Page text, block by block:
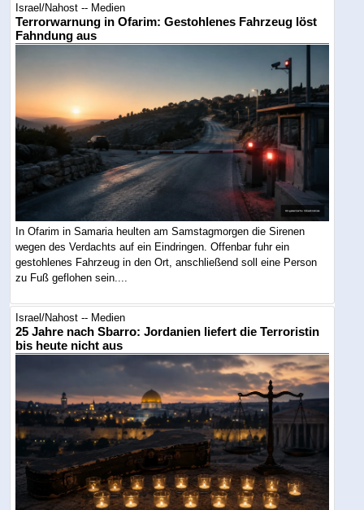
Israel/Nahost -- Medien
Terrorwarnung in Ofarim: Gestohlenes Fahrzeug löst
Fahndung aus
In Ofarim in Samaria heulten am Samstagmorgen die Sirenen
wegen des Verdachts auf ein Eindringen. Offenbar fuhr ein
gestohlenes Fahrzeug in den Ort, anschließend soll eine Person
zu Fuß geflohen sein....
Israel/Nahost -- Medien
25 Jahre nach Sbarro: Jordanien liefert die Terroristin
bis heute nicht aus